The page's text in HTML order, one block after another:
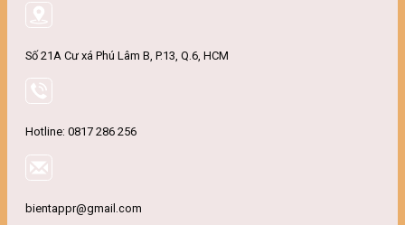
Số 21A Cư xá Phú Lâm B, P.13, Q.6, HCM
Hotline: 0817 286 256
bientappr@gmail.com